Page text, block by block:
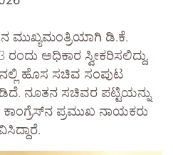
ಮುಖ್ಯಮಂತ್ರಿಯಾಗಿ ಡಿ.ಕೆ.
ಅಧಿಕಾರ ಸ್ವೀಕರಿಸಲಿದ್ದು,
ಹೊಸ ಸಚಿವ ಸಂಪುಟ
ನೂತನ ಸಚಿವರ ಪಟ್ಟಿಯನ್ನು
ಪ್ರಮುಖ ನಾಯಕರು